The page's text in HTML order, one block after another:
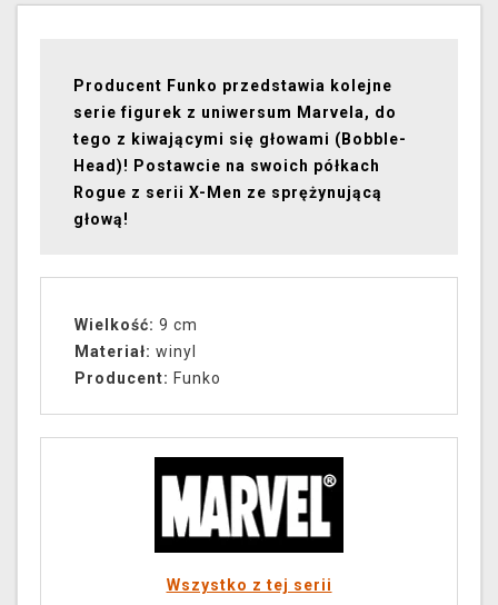
Producent Funko przedstawia kolejne
serie figurek z uniwersum Marvela, do
tego z kiwającymi się głowami (Bobble-
Head)! Postawcie na swoich półkach
Rogue z serii X-Men ze sprężynującą
głową!
Wielkość: 9 cm
Materiał: winyl
Producent: Funko
Wszystko z tej serii